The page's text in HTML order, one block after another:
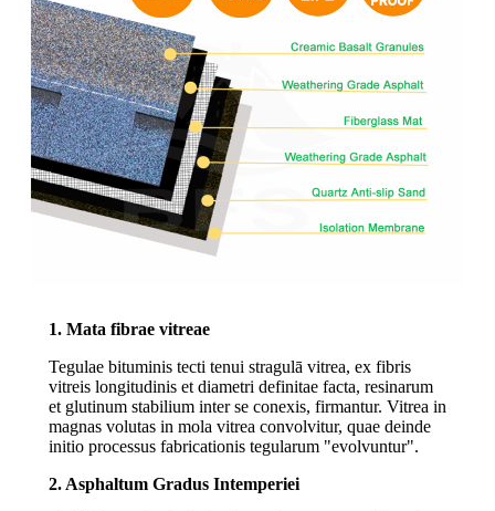
1. Mata fibrae vitreae
Tegulae bituminis tecti tenui stragulā vitrea, ex fibris
vitreis longitudinis et diametri definitae facta, resinarum
et glutinum stabilium inter se conexis, firmantur. Vitrea in
magnas volutas in mola vitrea convolvitur, quae deinde
initio processus fabricationis tegularum "evolvuntur".
2. Asphaltum Gradus Intemperiei